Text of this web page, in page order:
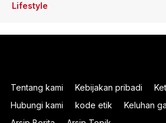
Lifestyle
Tentang kami Kebijakan pribadi
Hubungi kami
kode etik Keluhan